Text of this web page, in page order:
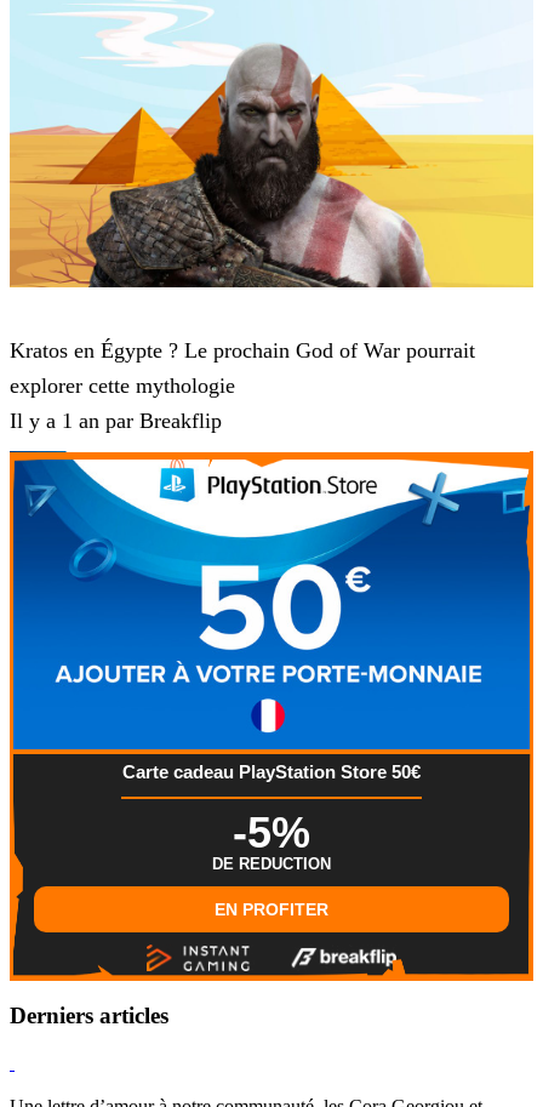
Kratos en Égypte ? Le prochain God of War pourrait
explorer cette mythologie
Il y a 1 an par Breakflip
Carte cadeau PlayStation Store 50€
-5%
DE REDUCTION
EN PROFITER
Derniers articles